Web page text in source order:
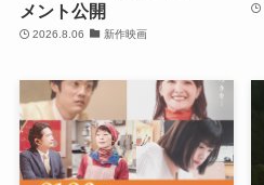
メント公開
2026.8.06 新作映画